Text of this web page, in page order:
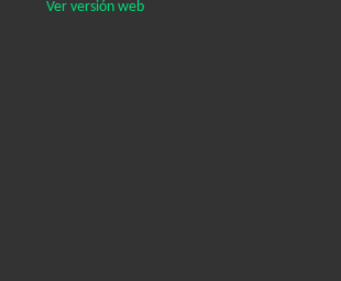
Ver versión web